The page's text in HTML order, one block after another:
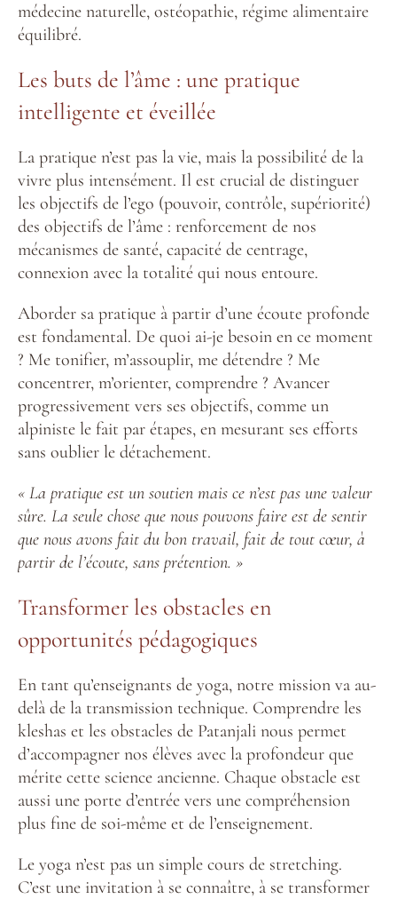
médecine naturelle, ostéopathie, régime alimentaire
équilibré.
Les buts de l’âme : une pratique
intelligente et éveillée
La pratique n’est pas la vie, mais la possibilité de la
vivre plus intensément. Il est crucial de distinguer
les objectifs de l’ego (pouvoir, contrôle, supériorité)
des objectifs de l’âme : renforcement de nos
mécanismes de santé, capacité de centrage,
connexion avec la totalité qui nous entoure.
Aborder sa pratique à partir d’une écoute profonde
est fondamental. De quoi ai-je besoin en ce moment
? Me tonifier, m’assouplir, me détendre ? Me
concentrer, m’orienter, comprendre ? Avancer
progressivement vers ses objectifs, comme un
alpiniste le fait par étapes, en mesurant ses efforts
sans oublier le détachement.
« La pratique est un soutien mais ce n’est pas une valeur
sûre. La seule chose que nous pouvons faire est de sentir
que nous avons fait du bon travail, fait de tout cœur, à
partir de l’écoute, sans prétention. »
Transformer les obstacles en
opportunités pédagogiques
En tant qu’enseignants de yoga, notre mission va au-
delà de la transmission technique. Comprendre les
kleshas et les obstacles de Patanjali nous permet
d’accompagner nos élèves avec la profondeur que
mérite cette science ancienne. Chaque obstacle est
aussi une porte d’entrée vers une compréhension
plus fine de soi-même et de l’enseignement.
Le yoga n’est pas un simple cours de stretching.
C’est une invitation à se connaître, à se transformer